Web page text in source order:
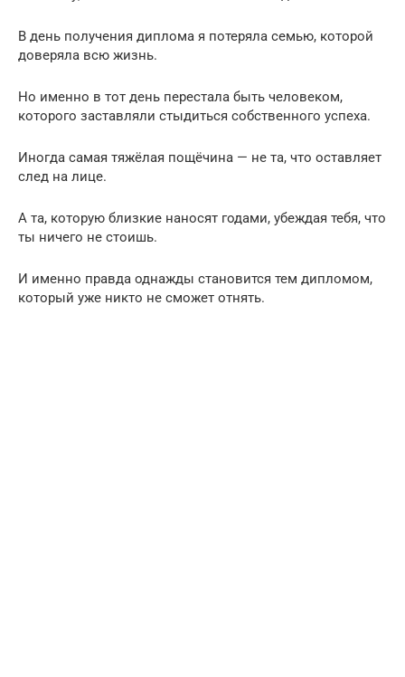
В день получения диплома я потеряла семью, которой
доверяла всю жизнь.
Но именно в тот день перестала быть человеком,
которого заставляли стыдиться собственного успеха.
Иногда самая тяжёлая пощёчина — не та, что оставляет
след на лице.
А та, которую близкие наносят годами, убеждая тебя, что
ты ничего не стоишь.
И именно правда однажды становится тем дипломом,
который уже никто не сможет отнять.